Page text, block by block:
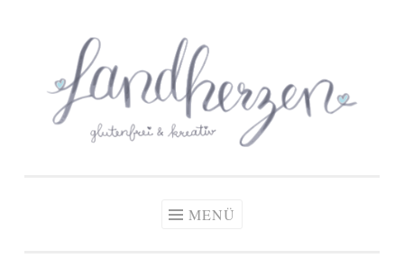
springen
Zöliakie, glutenfreie Ernährung
MENÜ